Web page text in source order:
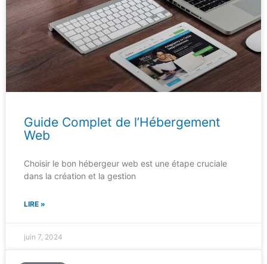
Guide Complet de l’Hébergement
Web
Choisir le bon hébergeur web est une étape cruciale
dans la création et la gestion
LIRE »
juin 7, 2024